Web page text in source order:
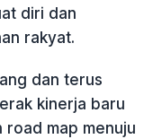
diri dan
rakyat.
dan terus
kinerja baru
road map menuju